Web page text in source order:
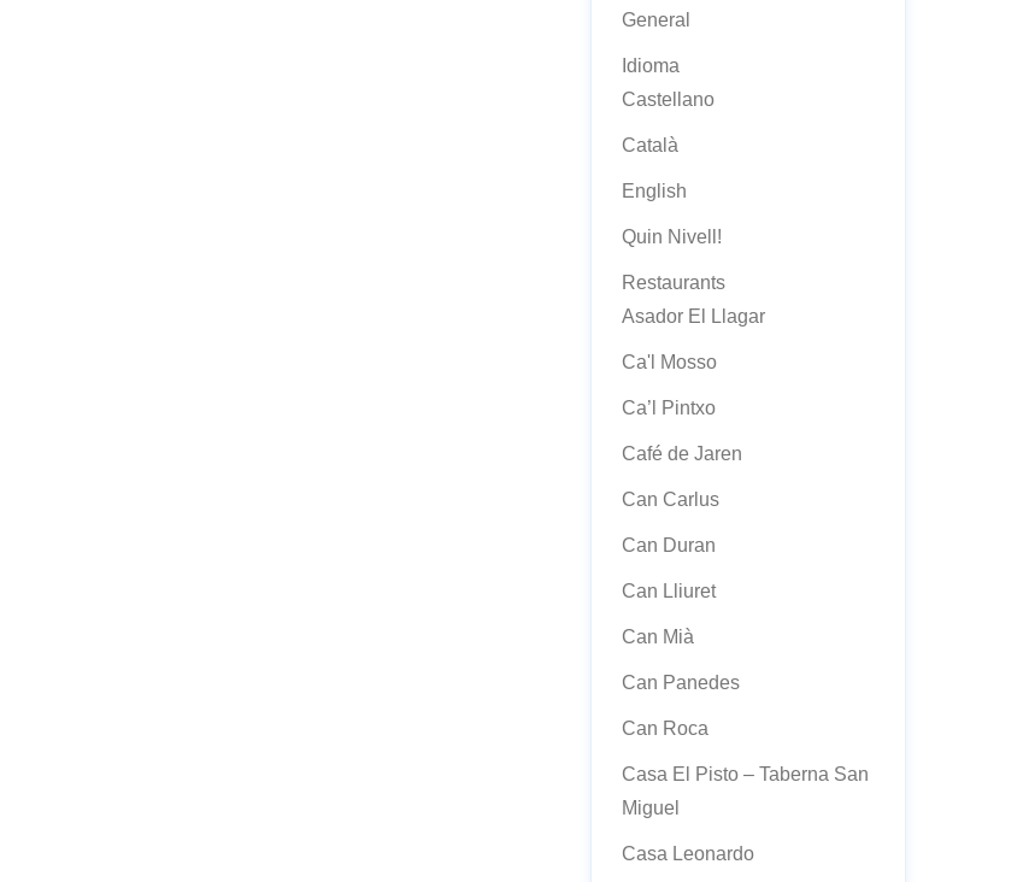
General
Idioma
Castellano
Català
English
Quin Nivell!
Restaurants
Asador El Llagar
Ca'l Mosso
Ca’l Pintxo
Café de Jaren
Can Carlus
Can Duran
Can Lliuret
Can Mià
Can Panedes
Can Roca
Casa El Pisto – Taberna San
Miguel
Casa Leonardo